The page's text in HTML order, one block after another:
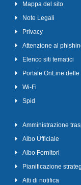
Mappa del sito
Note Legali
Privacy
Attenzione al
Elenco siti tematici
Portale OnLine delle
Wi-Fi
Spid
Amministrazione
Albo Ufficiale
Albo Fornitori
Pianificazione
Atti di notifica